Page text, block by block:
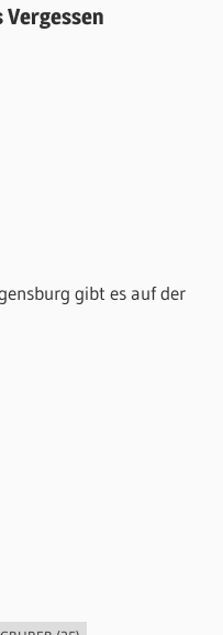
gibt es auf der